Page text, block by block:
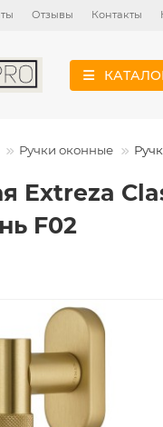
Отзывы Контакты
Ручки оконные
Extreza
F02